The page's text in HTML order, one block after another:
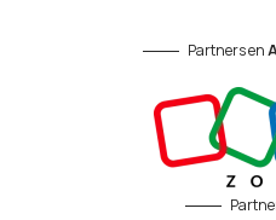
Partners en